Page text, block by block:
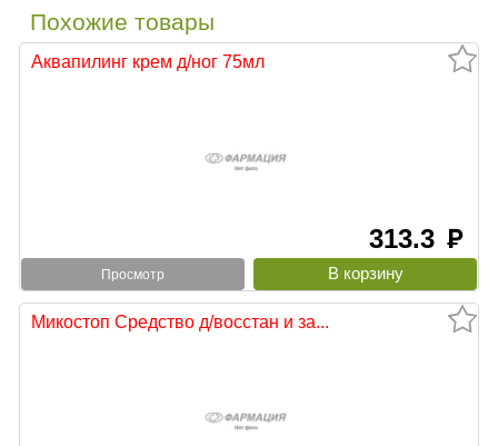
Похожие товары
Аквапилинг крем д/ног 75мл
313.3 руб
Просмотр
Микостоп Средство д/восстан и за...